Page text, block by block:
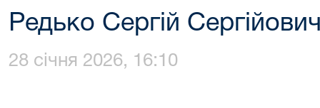
Редько Сергій
28 січня 2026, 16:10